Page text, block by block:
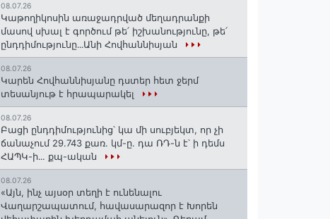
08.07.26
Կաթողիկոսին առաջադրված մեղադրանքի
մասով սխալ է գործում թե՛ իշխանությունը, թե՛
ընդդիմությունը․․․Անի Հովհաննիսյան
08.07.26
Կարեն Հովհաննիսյանը դստեր հետ ջերմ
տեսանյութ է հրապարակել
08.07.26
Բացի ընդդիմությունից՝ կա մի սուբյեկտ, որ չի
ճանաչում 29.743 քառ. կմ-ը. դա ՌԴ-ն է՝ ի դեմս
ՀԱՊԿ-ի․․. քպ-ական
08.07.26
«Այն, ինչ այսօր տեղի է ունենալու
Վաղարշապատում, հավասարազոր է Խորեն